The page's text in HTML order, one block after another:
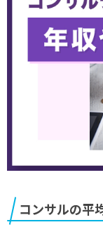
コンサルの平